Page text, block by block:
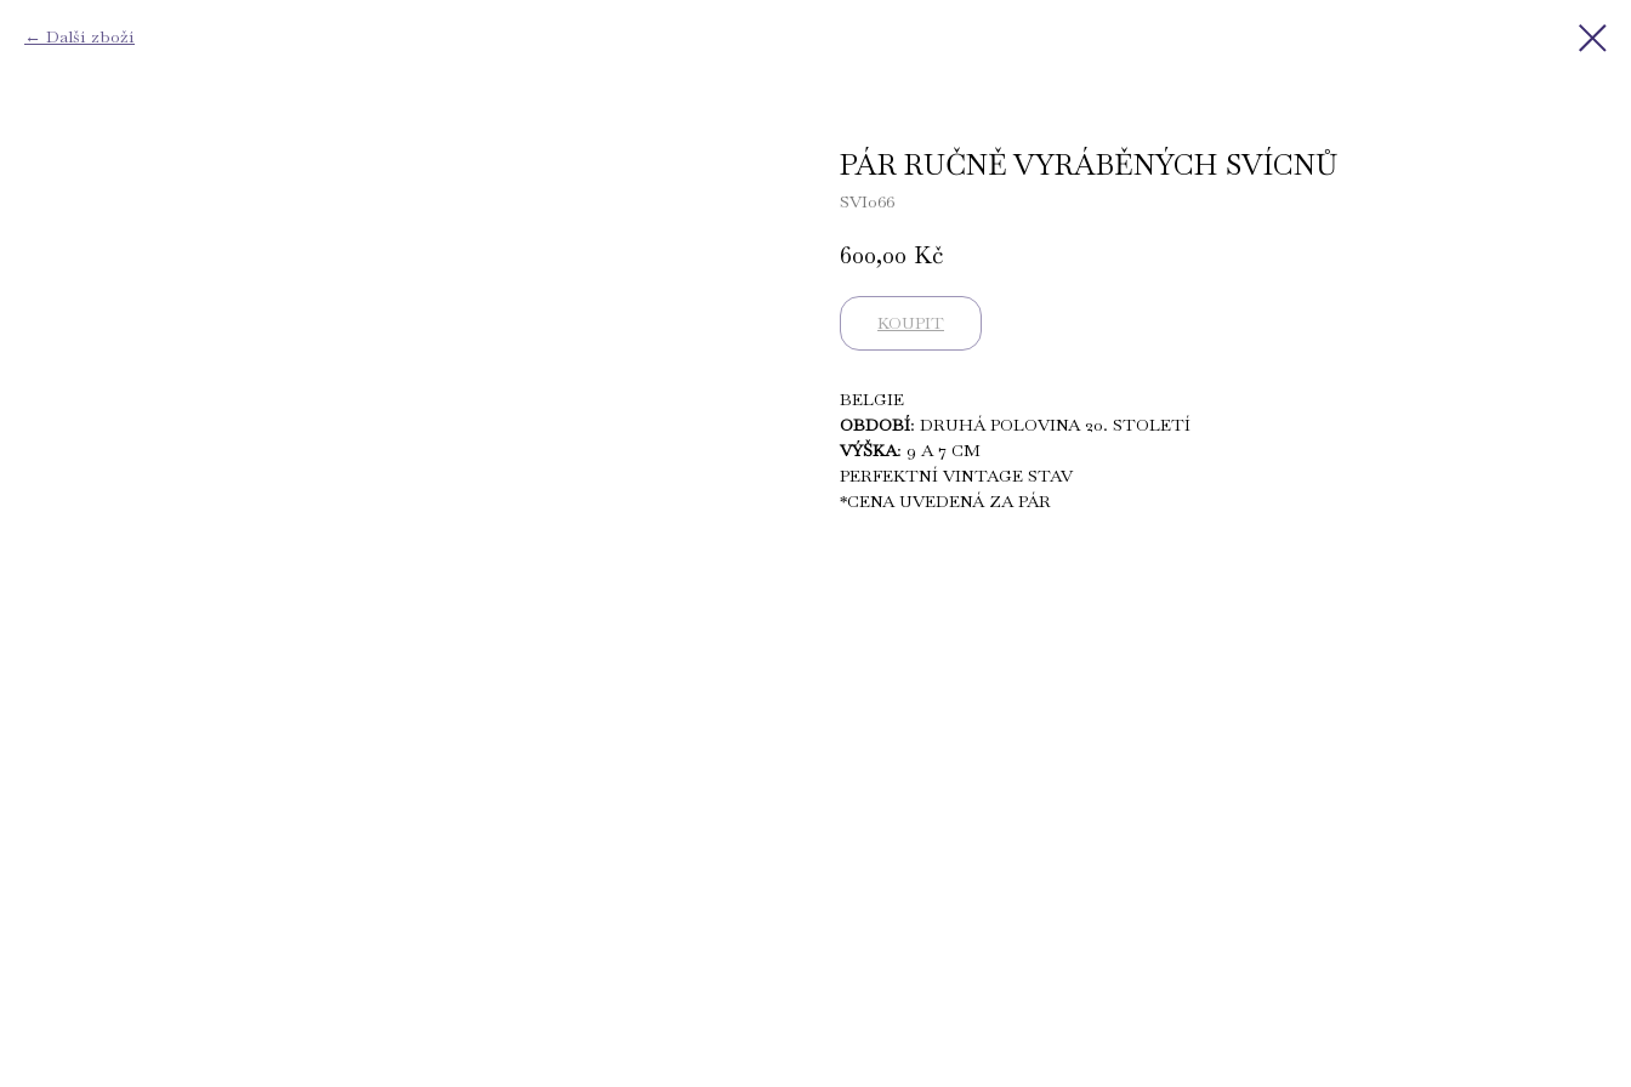
Další zboží
PÁR RUČNĚ VYRÁBĚNÝCH SVÍCNŮ
SVI066
600,00 Kč
KOUPIT
BELGIE
OBDOBÍ: DRUHÁ POLOVINA 20. STOLETÍ
VÝŠKA: 9 A 7 CM
PERFEKTNÍ VINTAGE STAV
*CENA UVEDENÁ ZA PÁR